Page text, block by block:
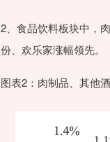
2、食品饮料板块中，
份、欢乐家涨幅领先。
图表2：肉制品、其他